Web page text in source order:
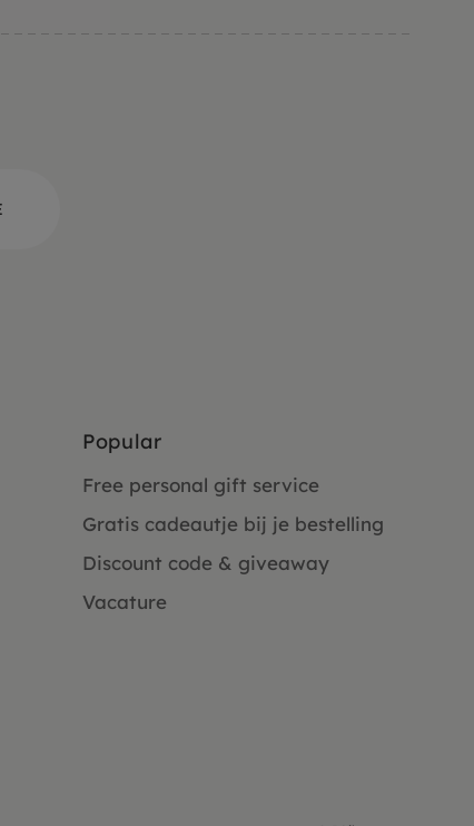
Popular
Free personal gift service
Gratis cadeautje bij je bestelling
Discount code & giveaway
Vacature